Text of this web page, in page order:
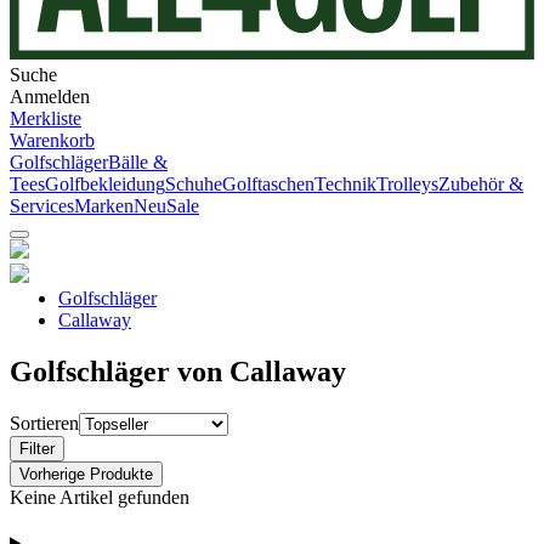
Suche
Anmelden
Merkliste
Warenkorb
GolfschlägerBälle &
TeesGolfbekleidungSchuheGolftaschenTechnikTrolleysZubehör &
ServicesMarkenNeuSale
Golfschläger
Callaway
Golfschläger von Callaway
Sortieren
Filter
Vorherige Produkte
Keine Artikel gefunden